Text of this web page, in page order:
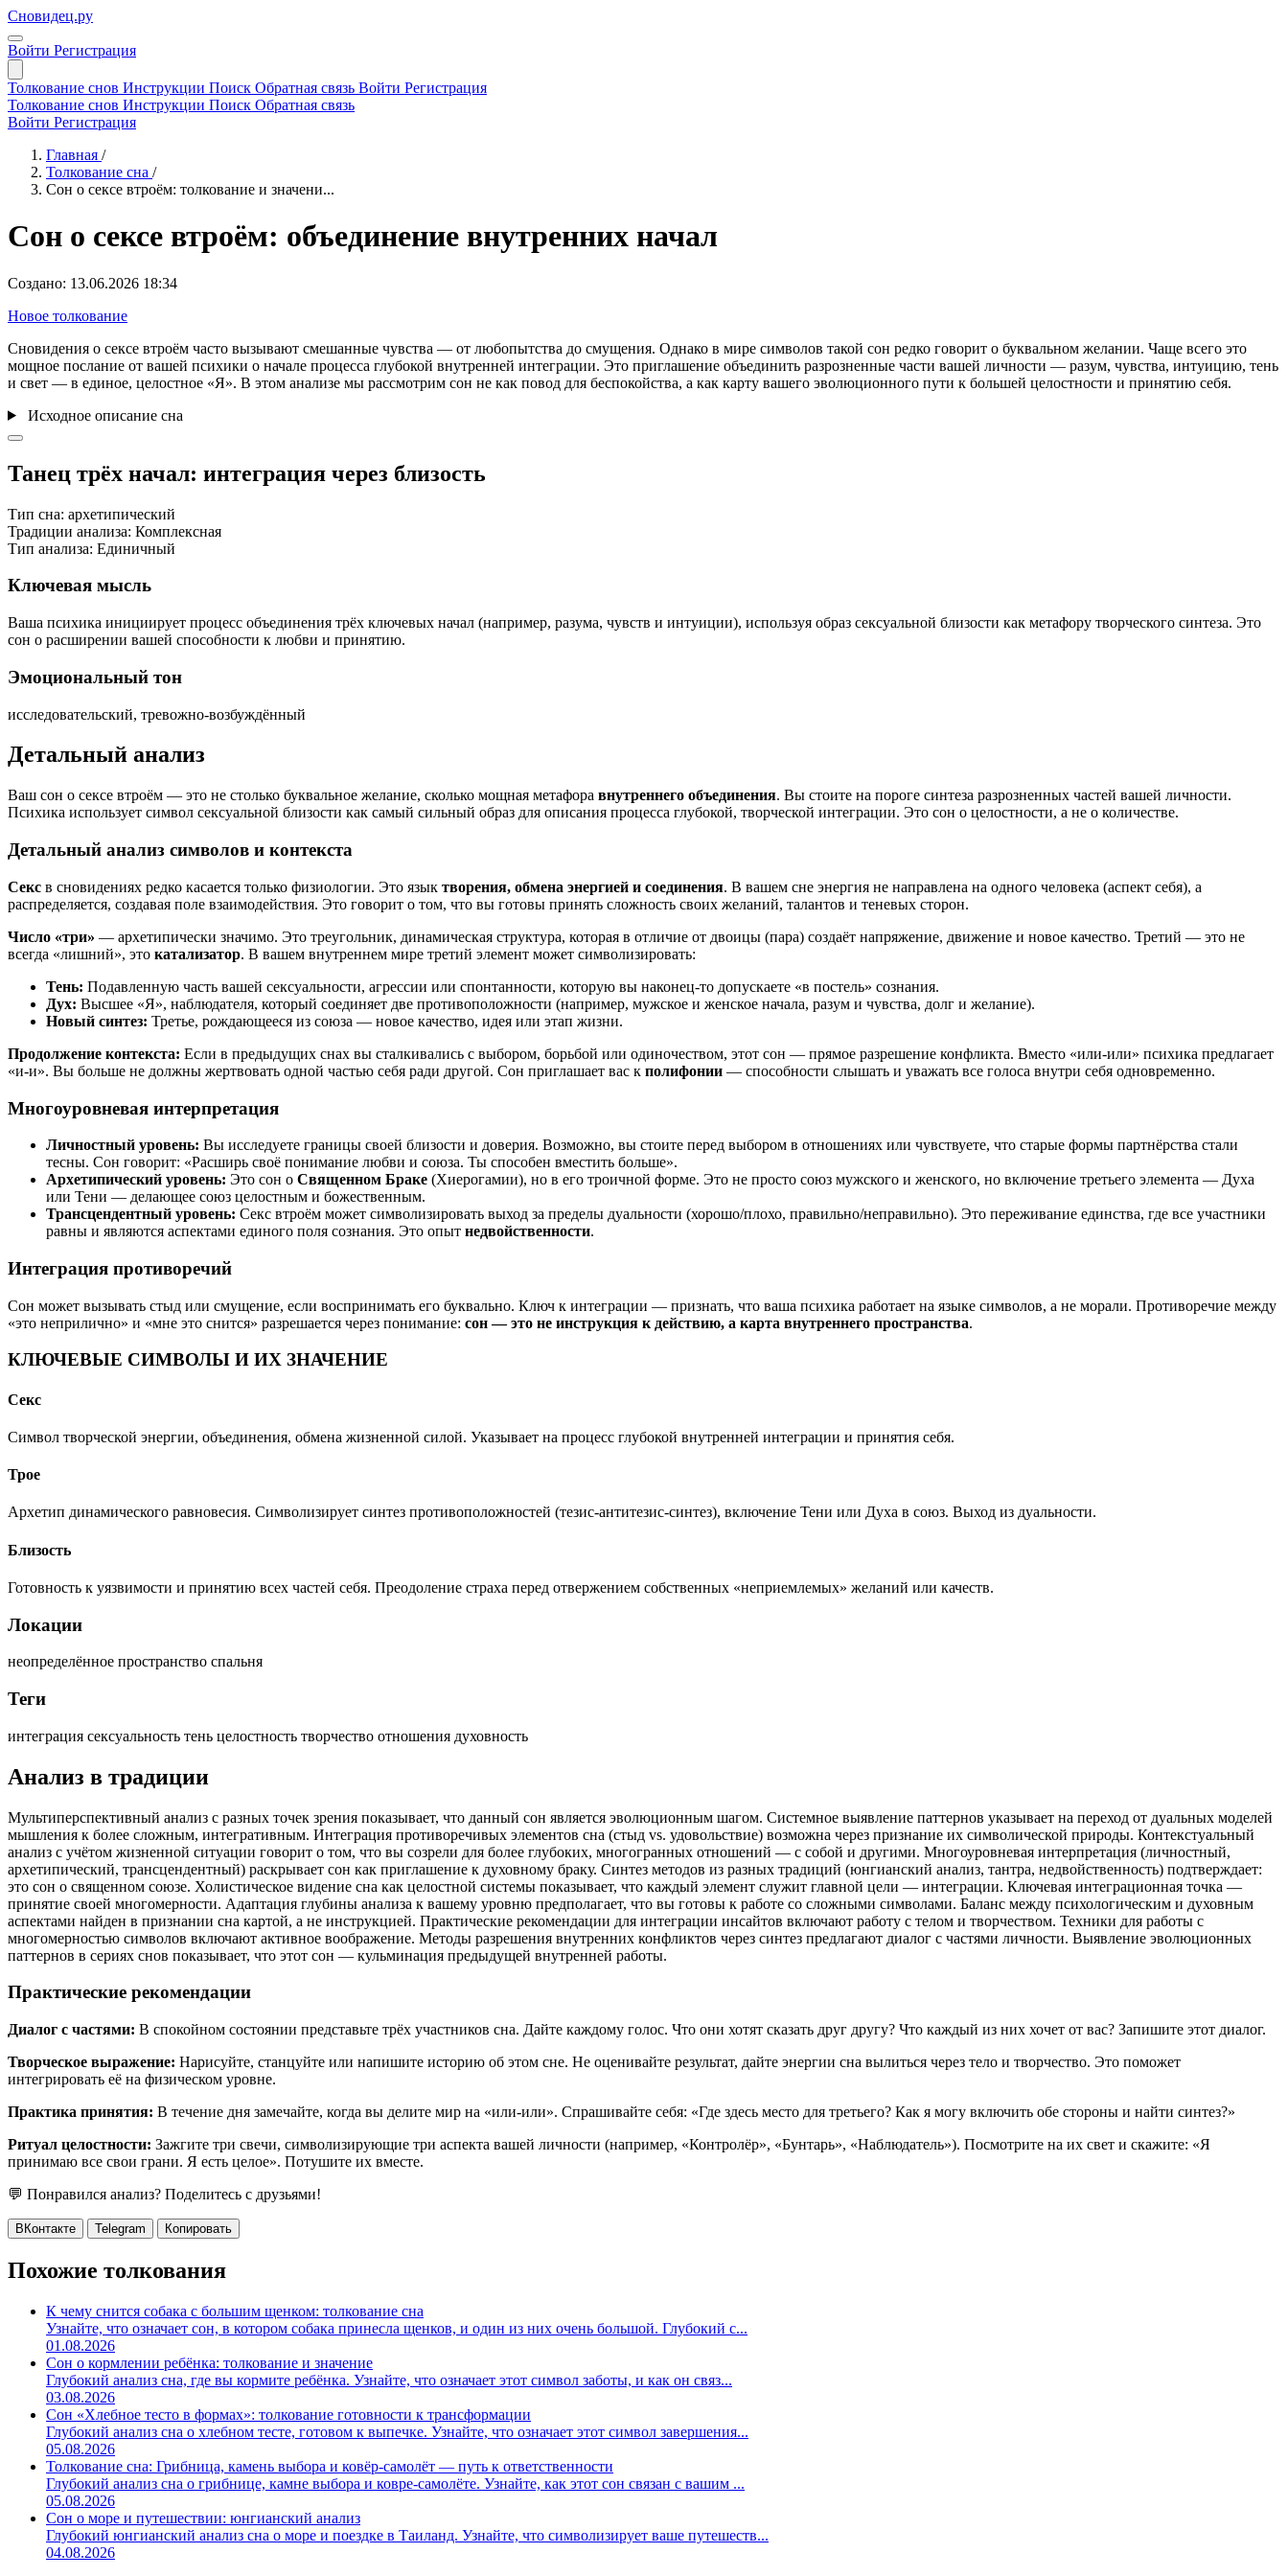
Сновидец.ру
Войти Регистрация
Толкование снов Инструкции Поиск Обратная связь Войти Регистрация
Толкование снов Инструкции Поиск Обратная связь
Войти Регистрация
Главная /
Толкование сна /
Сон о сексе втроём: толкование и значени...
Сон о сексе втроём: объединение внутренних начал
Создано: 13.06.2026 18:34
Новое толкование
Сновидения о сексе втроём часто вызывают смешанные чувства — от любопытства до смущения. Однако в мире символов такой сон редко говорит о буквальном желании. Чаще всего это
мощное послание от вашей психики о начале процесса глубокой внутренней интеграции. Это приглашение объединить разрозненные части вашей личности — разум, чувства, интуицию, тень
и свет — в единое, целостное «Я». В этом анализе мы рассмотрим сон не как повод для беспокойства, а как карту вашего эволюционного пути к большей целостности и принятию себя.
Исходное описание сна
Танец трёх начал: интеграция через близость
Тип сна: архетипический
Традиции анализа: Комплексная
Тип анализа: Единичный
Ключевая мысль
Ваша психика инициирует процесс объединения трёх ключевых начал (например, разума, чувств и интуиции), используя образ сексуальной близости как метафору творческого синтеза. Это
сон о расширении вашей способности к любви и принятию.
Эмоциональный тон
исследовательский, тревожно-возбуждённый
Детальный анализ
Ваш сон о сексе втроём — это не столько буквальное желание, сколько мощная метафора внутреннего объединения. Вы стоите на пороге синтеза разрозненных частей вашей личности.
Психика использует символ сексуальной близости как самый сильный образ для описания процесса глубокой, творческой интеграции. Это сон о целостности, а не о количестве.
Детальный анализ символов и контекста
Секс в сновидениях редко касается только физиологии. Это язык творения, обмена энергией и соединения. В вашем сне энергия не направлена на одного человека (аспект себя), а
распределяется, создавая поле взаимодействия. Это говорит о том, что вы готовы принять сложность своих желаний, талантов и теневых сторон.
Число «три» — архетипически значимо. Это треугольник, динамическая структура, которая в отличие от двоицы (пара) создаёт напряжение, движение и новое качество. Третий — это не
всегда «лишний», это катализатор. В вашем внутреннем мире третий элемент может символизировать:
Тень: Подавленную часть вашей сексуальности, агрессии или спонтанности, которую вы наконец-то допускаете «в постель» сознания.
Дух: Высшее «Я», наблюдателя, который соединяет две противоположности (например, мужское и женское начала, разум и чувства, долг и желание).
Новый синтез: Третье, рождающееся из союза — новое качество, идея или этап жизни.
Продолжение контекста: Если в предыдущих снах вы сталкивались с выбором, борьбой или одиночеством, этот сон — прямое разрешение конфликта. Вместо «или-или» психика предлагает
«и-и». Вы больше не должны жертвовать одной частью себя ради другой. Сон приглашает вас к полифонии — способности слышать и уважать все голоса внутри себя одновременно.
Многоуровневая интерпретация
Личностный уровень: Вы исследуете границы своей близости и доверия. Возможно, вы стоите перед выбором в отношениях или чувствуете, что старые формы партнёрства стали
тесны. Сон говорит: «Расширь своё понимание любви и союза. Ты способен вместить больше».
Архетипический уровень: Это сон о Священном Браке (Хиерогамии), но в его троичной форме. Это не просто союз мужского и женского, но включение третьего элемента — Духа
или Тени — делающее союз целостным и божественным.
Трансцендентный уровень: Секс втроём может символизировать выход за пределы дуальности (хорошо/плохо, правильно/неправильно). Это переживание единства, где все участники
равны и являются аспектами единого поля сознания. Это опыт недвойственности.
Интеграция противоречий
Сон может вызывать стыд или смущение, если воспринимать его буквально. Ключ к интеграции — признать, что ваша психика работает на языке символов, а не морали. Противоречие между
«это неприлично» и «мне это снится» разрешается через понимание: сон — это не инструкция к действию, а карта внутреннего пространства.
КЛЮЧЕВЫЕ СИМВОЛЫ И ИХ ЗНАЧЕНИЕ
Секс
Символ творческой энергии, объединения, обмена жизненной силой. Указывает на процесс глубокой внутренней интеграции и принятия себя.
Трое
Архетип динамического равновесия. Символизирует синтез противоположностей (тезис-антитезис-синтез), включение Тени или Духа в союз. Выход из дуальности.
Близость
Готовность к уязвимости и принятию всех частей себя. Преодоление страха перед отвержением собственных «неприемлемых» желаний или качеств.
Локации
неопределённое пространство спальня
Теги
интеграция сексуальность тень целостность творчество отношения духовность
Анализ в традиции
Мультиперспективный анализ с разных точек зрения показывает, что данный сон является эволюционным шагом. Системное выявление паттернов указывает на переход от дуальных моделей
мышления к более сложным, интегративным. Интеграция противоречивых элементов сна (стыд vs. удовольствие) возможна через признание их символической природы. Контекстуальный
анализ с учётом жизненной ситуации говорит о том, что вы созрели для более глубоких, многогранных отношений — с собой и другими. Многоуровневая интерпретация (личностный,
архетипический, трансцендентный) раскрывает сон как приглашение к духовному браку. Синтез методов из разных традиций (юнгианский анализ, тантра, недвойственность) подтверждает:
это сон о священном союзе. Холистическое видение сна как целостной системы показывает, что каждый элемент служит главной цели — интеграции. Ключевая интеграционная точка —
принятие своей многомерности. Адаптация глубины анализа к вашему уровню предполагает, что вы готовы к работе со сложными символами. Баланс между психологическим и духовным
аспектами найден в признании сна картой, а не инструкцией. Практические рекомендации для интеграции инсайтов включают работу с телом и творчеством. Техники для работы с
многомерностью символов включают активное воображение. Методы разрешения внутренних конфликтов через синтез предлагают диалог с частями личности. Выявление эволюционных
паттернов в сериях снов показывает, что этот сон — кульминация предыдущей внутренней работы.
Практические рекомендации
Диалог с частями: В спокойном состоянии представьте трёх участников сна. Дайте каждому голос. Что они хотят сказать друг другу? Что каждый из них хочет от вас? Запишите этот диалог.
Творческое выражение: Нарисуйте, станцуйте или напишите историю об этом сне. Не оценивайте результат, дайте энергии сна вылиться через тело и творчество. Это поможет
интегрировать её на физическом уровне.
Практика принятия: В течение дня замечайте, когда вы делите мир на «или-или». Спрашивайте себя: «Где здесь место для третьего? Как я могу включить обе стороны и найти синтез?»
Ритуал целостности: Зажгите три свечи, символизирующие три аспекта вашей личности (например, «Контролёр», «Бунтарь», «Наблюдатель»). Посмотрите на их свет и скажите: «Я
принимаю все свои грани. Я есть целое». Потушите их вместе.
💬 Понравился анализ? Поделитесь с друзьями!
ВКонтакте Telegram Копировать
Похожие толкования
К чему снится собака с большим щенком: толкование сна
Узнайте, что означает сон, в котором собака принесла щенков, и один из них очень большой. Глубокий с...
01.08.2026
Сон о кормлении ребёнка: толкование и значение
Глубокий анализ сна, где вы кормите ребёнка. Узнайте, что означает этот символ заботы, и как он связ...
03.08.2026
Сон «Хлебное тесто в формах»: толкование готовности к трансформации
Глубокий анализ сна о хлебном тесте, готовом к выпечке. Узнайте, что означает этот символ завершения...
05.08.2026
Толкование сна: Грибница, камень выбора и ковёр-самолёт — путь к ответственности
Глубокий анализ сна о грибнице, камне выбора и ковре-самолёте. Узнайте, как этот сон связан с вашим ...
05.08.2026
Сон о море и путешествии: юнгианский анализ
Глубокий юнгианский анализ сна о море и поездке в Таиланд. Узнайте, что символизирует ваше путешеств...
04.08.2026